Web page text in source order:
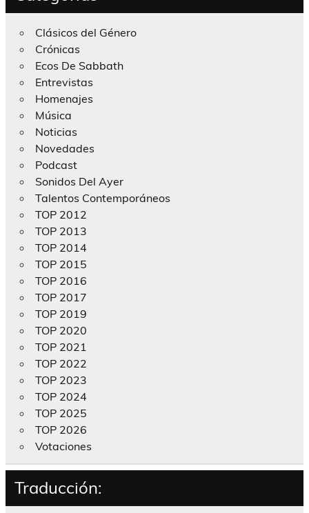
Clásicos del Género
Crónicas
Ecos De Sabbath
Entrevistas
Homenajes
Música
Noticias
Novedades
Podcast
Sonidos Del Ayer
Talentos Contemporáneos
TOP 2012
TOP 2013
TOP 2014
TOP 2015
TOP 2016
TOP 2017
TOP 2019
TOP 2020
TOP 2021
TOP 2022
TOP 2023
TOP 2024
TOP 2025
TOP 2026
Votaciones
Traducción: